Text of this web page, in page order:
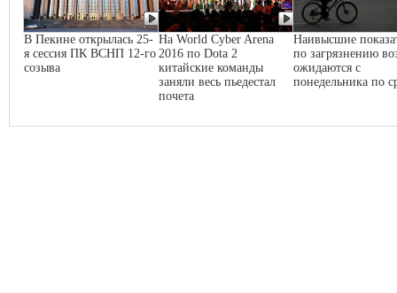
В Пекине открылась 25-
я сессия ПК ВСНП 12-го
созыва
На World Cyber Arena
2016 по Dota 2
китайские команды
заняли весь пьедестал
почета
Наивысшие
по загрязнению
ожидаются с
понедельника по